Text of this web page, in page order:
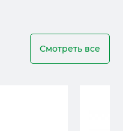
Смотреть все